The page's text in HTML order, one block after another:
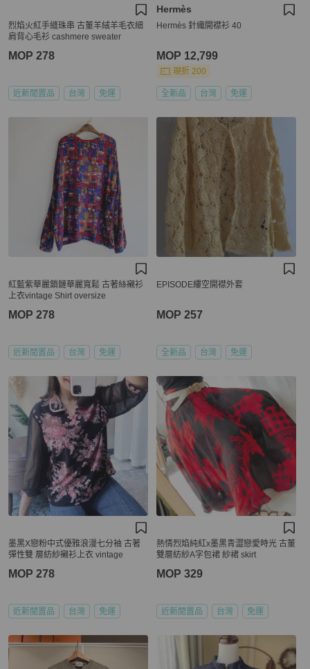
烈焰火紅手縫珠串 古董羊絨羊毛衣細
肩背心毛衫 cashmere sweater
MOP 278
近新閒置品 台灣 免運
Hermès
Hermès 針織開襟衫 40
MOP 12,799
現折 200
全新品 台灣 免運
紅藍紫華麗鎖鏈華麗寬鬆 古著絲襯衫
上衣vintage Shirt oversize
MOP 278
近新閒置品 台灣 免運
EPISODE縷空開襟外套
MOP 257
全新品 台灣 免運
墨黑X戀粉中式優雅浪漫七分袖 古著
彈性雙 層紡紗襯衫上衣 vintage
MOP 278
近新閒置品 台灣 免運
熱情烈焰純紅x墨黑青澀戀愛時光 古董
雙層紡紗A字包裙 紗裙 skirt
MOP 329
近新閒置品 台灣 免運